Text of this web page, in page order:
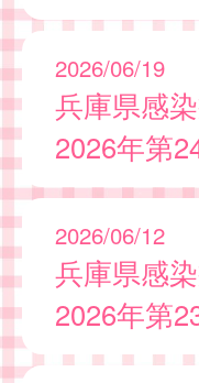
2026/06/19
兵庫県感
2026年第
2026/06/12
兵庫県感
2026年第